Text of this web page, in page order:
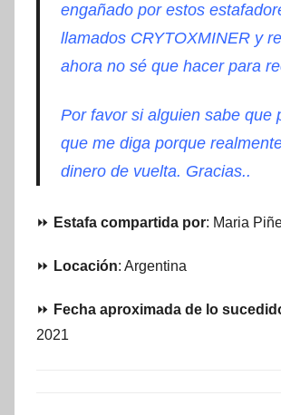
engañado por estos
llamados CRYTOXMINER y
ahora no sé que hacer para
Por favor si alguien sabe que
que me diga porque
dinero de vuelta. Gracias..
⏩ Estafa compartida por: Maria
⏩ Locación: Argentina
⏩ Fecha aproximada de lo
2021